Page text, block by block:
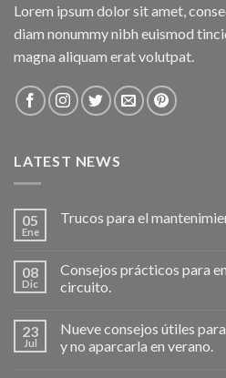
Lorem ipsum dolor sit amet,
diam nonummy nibh euismod
magna aliquam erat volutpat.
LATEST NEWS
05
Ene
Trucos para el
08
Dic
Consejos prácticos para
circuito.
23
Jul
Nueve consejos útiles
y no aparcarla en verano.